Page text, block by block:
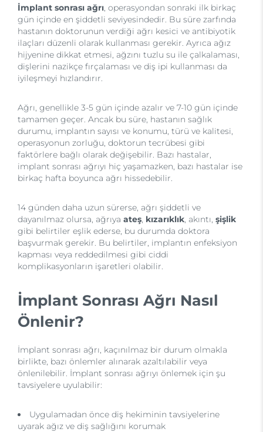
İmplant sonrası ağrı , operasyondan sonraki ilk birkaç
gün içinde en şiddetli seviyesindedir. Bu süre zarfında
hastanın doktorunun verdiği ağrı kesici ve antibiyotik
ilaçları düzenli olarak kullanması gerekir. Ayrıca ağız
hijyenine dikkat etmesi, ağzını tuzlu su ile çalkalaması,
dişlerini nazikçe fırçalaması ve diş ipi kullanması da
iyileşmeyi hızlandırır.
Ağrı, genellikle 3-5 gün içinde azalır ve 7-10 gün içinde
tamamen geçer. Ancak bu süre, hastanın sağlık
durumu, implantın sayısı ve konumu, türü ve kalitesi,
operasyonun zorluğu, doktorun tecrübesi gibi
faktörlere bağlı olarak değişebilir. Bazı hastalar,
implant sonrası ağrıyı hiç yaşamazken, bazı hastalar ise
birkaç hafta boyunca ağrı hissedebilir.
14 günden daha uzun sürerse, ağrı şiddetli ve
dayanılmaz olursa, ağrıya ateş kızarıklık , akıntı, şişlik
gibi belirtiler eşlik ederse, bu durumda doktora
başvurmak gerekir. Bu belirtiler, implantın enfeksiyon
kapması veya reddedilmesi gibi ciddi
komplikasyonların işaretleri olabilir.
İmplant Sonrası Ağrı Nasıl
Önlenir?
İmplant sonrası ağrı, kaçınılmaz bir durum olmakla
birlikte, bazı önlemler alınarak azaltılabilir veya
önlenilebilir. İmplant sonrası ağrıyı önlemek için şu
tavsiyelere uyulabilir:
Uygulamadan önce diş hekiminin tavsiyelerine
uyarak ağız ve diş sağlığını korumak